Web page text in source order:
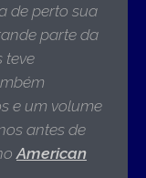
de perto sua
parte da
teve
e um volume
antes de
American